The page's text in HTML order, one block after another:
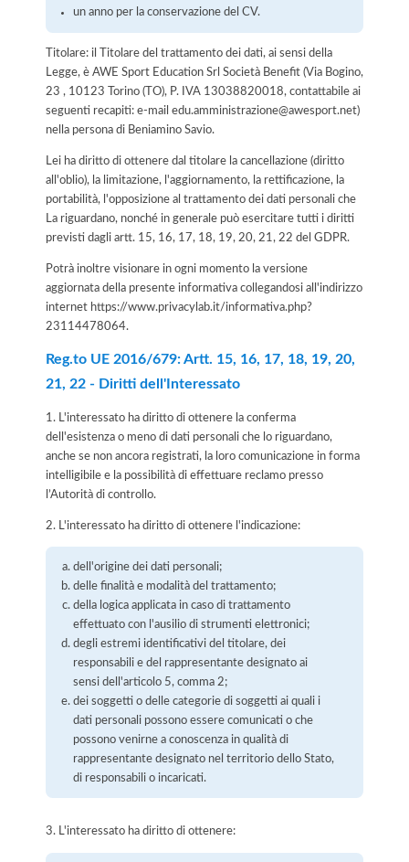
un anno per la conservazione del CV.
Titolare: il Titolare del trattamento dei dati, ai sensi della
Legge, è AWE Sport Education Srl Società Benefit (Via Bogino,
23 , 10123 Torino (TO), P. IVA 13038820018, contattabile ai
seguenti recapiti: e-mail edu.amministrazione@awesport.net)
nella persona di Beniamino Savio.
Lei ha diritto di ottenere dal titolare la cancellazione (diritto
all'oblio), la limitazione, l'aggiornamento, la rettificazione, la
portabilità, l'opposizione al trattamento dei dati personali che
La riguardano, nonché in generale può esercitare tutti i diritti
previsti dagli artt. 15, 16, 17, 18, 19, 20, 21, 22 del GDPR.
Potrà inoltre visionare in ogni momento la versione
aggiornata della presente informativa collegandosi all'indirizzo
internet https://www.privacylab.it/informativa.php?
23114478064.
Reg.to UE 2016/679: Artt. 15, 16, 17, 18, 19, 20,
21, 22 - Diritti dell'Interessato
1. L'interessato ha diritto di ottenere la conferma
dell'esistenza o meno di dati personali che lo riguardano,
anche se non ancora registrati, la loro comunicazione in forma
intelligibile e la possibilità di effettuare reclamo presso
l’Autorità di controllo.
2. L'interessato ha diritto di ottenere l'indicazione:
dell'origine dei dati personali;
delle finalità e modalità del trattamento;
della logica applicata in caso di trattamento
effettuato con l'ausilio di strumenti elettronici;
degli estremi identificativi del titolare, dei
responsabili e del rappresentante designato ai
sensi dell'articolo 5, comma 2;
dei soggetti o delle categorie di soggetti ai quali i
dati personali possono essere comunicati o che
possono venirne a conoscenza in qualità di
rappresentante designato nel territorio dello Stato,
di responsabili o incaricati.
3. L'interessato ha diritto di ottenere: